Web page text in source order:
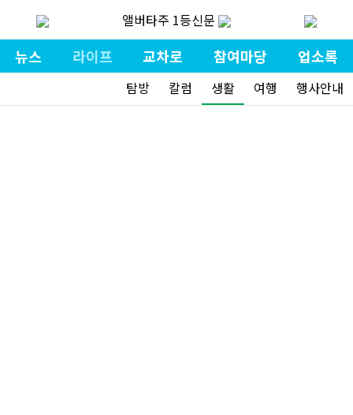
앨버타주 1등신문
뉴스 라이프 교차로 참여마당 업소록
탐방 칼럼 생활 여행 행사안내